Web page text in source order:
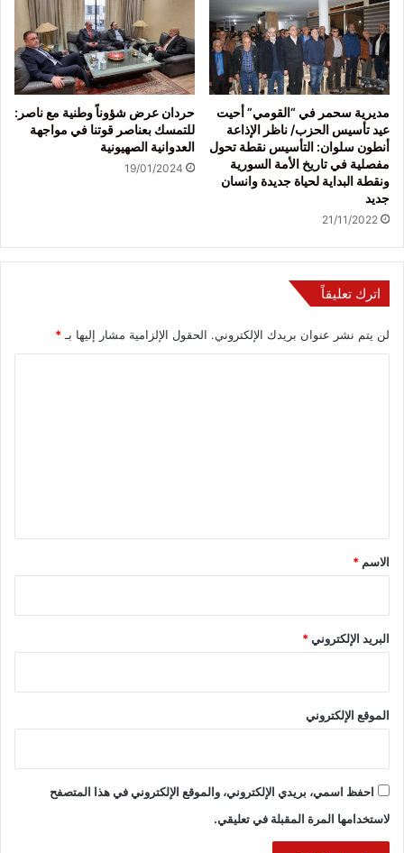
مديرية سحمر في “القومي” أحيت
عيد تأسيس الحزب/ ناظر الإذاعة
أنطون سلوان: التأسيس نقطة تحول
مفصلية في تاريخ الأمة السورية
ونقطة البداية لحياة جديدة وانسان
جديد
21/11/2022
حردان عرض شؤوناً وطنية مع ناصر:
للتمسك بعناصر قوتنا في مواجهة
العدوانية الصهيونية
19/01/2024
اترك تعليقاً
لن يتم نشر عنوان بريدك الإلكتروني. الحقول الإلزامية مشار إليها بـ*
*
الاسم *
البريد الإلكتروني*
الموقع الإلكتروني
احفظ اسمي، بريدي الإلكتروني، والموقع الإلكتروني في هذا المتصفح
لاستخدامها المرة المقبلة في تعليقي.